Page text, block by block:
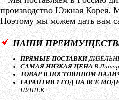
производство Южная Корея.
Поэтому мы можем дать вам
НАШИ
ПРЯМЫЕ ПОСТАВКИ
САМАЯ НИЗКАЯ ЦЕНАВ
ТОВАР В ПОСТОЯННОМ
ГАРАНТИЯ 1 ГОД НА ВСЕ
ПУШЕК